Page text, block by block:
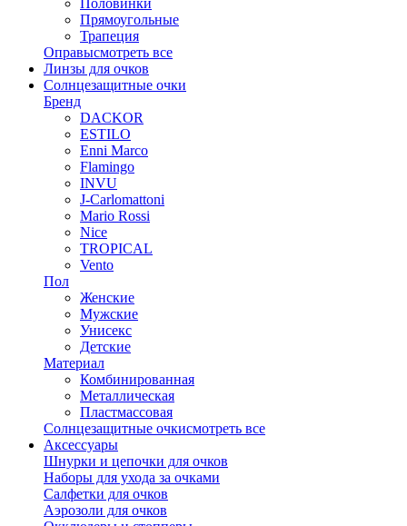
Прямоугольные
Трапеция
Оправысмотреть все
Линзы для очков
Солнцезащитные очки
Бренд
DACKOR
ESTILO
Enni Marco
Flamingo
INVU
J-Carlomattoni
Mario Rossi
Nice
TROPICAL
Vento
Пол
Женские
Мужские
Унисекс
Детские
Материал
Комбинированная
Металлическая
Пластмассовая
Солнцезащитные очкисмотреть все
Аксессуары
Шнурки и цепочки для очков
Наборы для ухода за очками
Салфетки для очков
Аэрозоли для очков